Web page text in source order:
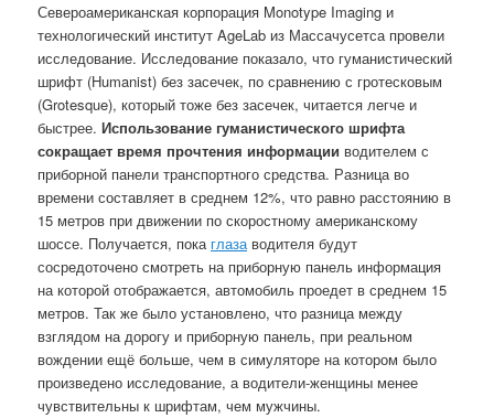
Североамериканская корпорация Monotype Imaging и
технологический институт AgeLab из Массачусетса провели
исследование. Исследование показало, что гуманистический
шрифт (Humanist) без засечек, по сравнению с гротесковым
(Grotesque), который тоже без засечек, читается легче и
быстрее.Использование гуманистического шрифта
сокращает время прочтения информации водителем с
приборной панели транспортного средства. Разница во
времени составляет в среднем 12%, что равно расстоянию в
15 метров при движении по скоростному американскому
шоссе. Получается, пока глазаводителя будут
сосредоточено смотреть на приборную панель информация
на которой отображается, автомобиль проедет в среднем 15
метров. Так же было установлено, что разница между
взглядом на дорогу и приборную панель, при реальном
вождении ещё больше, чем в симуляторе на котором было
произведено исследование, а водители-женщины менее
чувствительны к шрифтам, чем мужчины.